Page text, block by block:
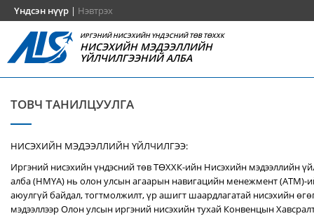
Үндсэн нүүр | Нэвтрэх
ИРГЭНИЙ НИСЭХИЙН ҮНДЭСНИЙ ТӨВ ТӨХХК
НИСЭХИЙН МЭДЭЭЛЛИЙН
ҮЙЛЧИЛГЭЭНИЙ АЛБА
ТОВЧ ТАНИЛЦУУЛГА
НИСЭХИЙН МЭДЭЭЛЛИЙН ҮЙЛЧИЛГЭЭ:
Иргэний нисэхийн үндэсний төв ТӨХХК-ийн Нисэхийн мэдээллийн
алба (НМҮА) нь олон улсын агаарын навигацийн менежмент (ATM)-
аюулгүй байдал, тогтмолжилт, үр ашигт шаардлагатай нисэхийн
мэдээллээр Олон улсын иргэний нисэхийн тухай Конвенцын